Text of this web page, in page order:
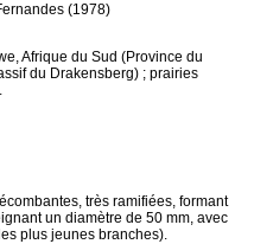
(1978)
Afrique du Sud (Province du
du Drakensberg) ; prairies
très ramifiées, formant
un diamètre de 50 mm, avec
plus jeunes branches).